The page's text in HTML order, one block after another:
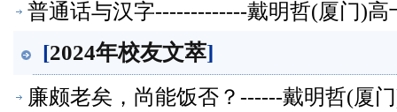
普通话与汉字-------------戴明哲(厦门)
[2024年校友文萃]
廉颇老矣，尚能饭否？------戴明哲(厦